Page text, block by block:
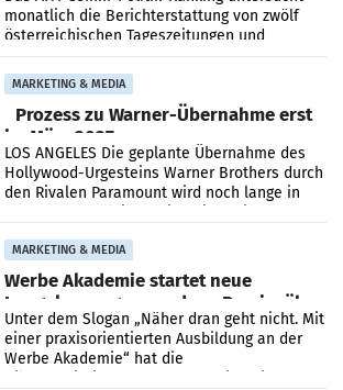
monatlich die Berichterstattung von zwölf
österreichischen Tageszeitungen und
analysiert, welche Politikerinnen und
Politiker Österreichs die
MARKETING & MEDIA
Prozess zu Warner-Übernahme erst
im März 2027
LOS ANGELES Die geplante Übernahme des
Hollywood-Urgesteins Warner Brothers durch
den Rivalen Paramount wird noch lange in
MARKETING & MEDIA
Werbe Akademie startet neue
Imagekampagne rund um Praxisnähe
Unter dem Slogan „Näher dran geht nicht. Mit
einer praxisorientierten Ausbildung an der
Werbe Akademie“ hat die